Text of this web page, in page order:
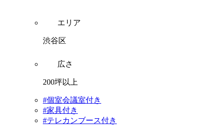
エリア
渋谷区
広さ
200坪以上
#個室会議室付き
#家具付き
#テレカンブース付き